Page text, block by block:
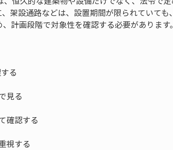
架設通路などは、設置期間が限られていても
計画段階で対象性を確認する必要があります。